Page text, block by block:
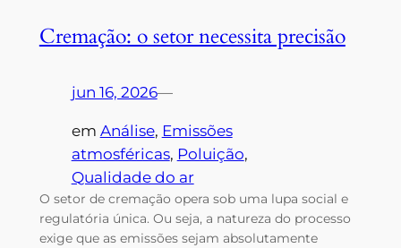
Cremação: o setor necessita precisão
jun 16, 2026—
em Análise, Emissões
atmosféricas, Poluição
Qualidade do ar
O setor de cremação opera sob uma lupa social e
regulatória única. Ou seja, a natureza do processo
exige que as emissões sejam absolutamente